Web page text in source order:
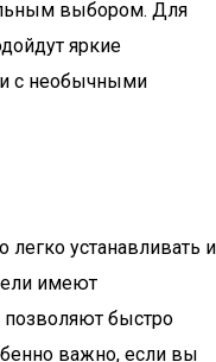
выбором. Для
яркие
с необычными
легко устанавливать и
имеют
быстро
важно, если вы